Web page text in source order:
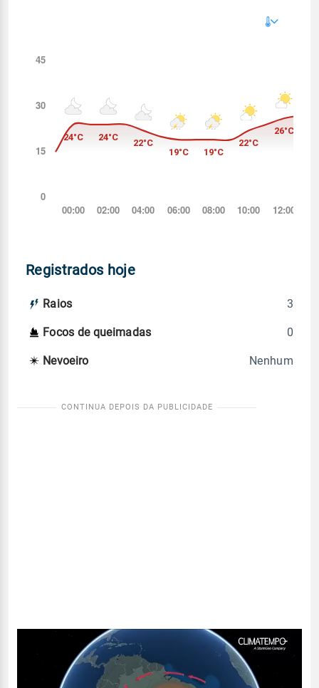
Registrados hoje
Raios 3
Focos de queimadas 0
Nevoeiro Nenhum